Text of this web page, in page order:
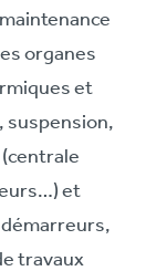
organes
et
et
travaux